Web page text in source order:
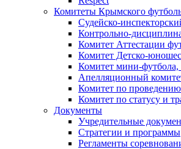
Комитеты Крымского
Судейско-
Контрольно-
Комитет Аттестации
Комитет Детско-
Комитет мини-футбола,
Апелляционный
Комитет по
Комитет по статусу и
Документы
Учредительные
Стратегии и программы
Регламенты